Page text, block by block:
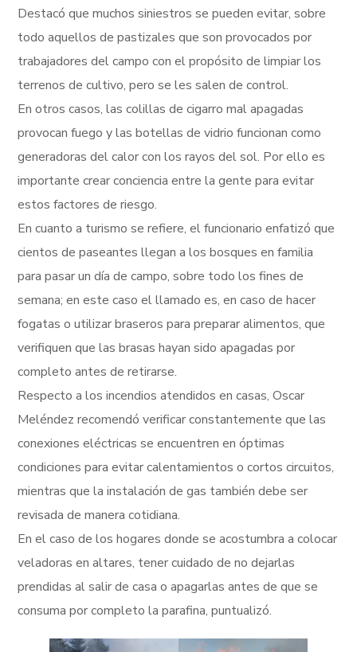
Destacó que muchos siniestros se pueden evitar, sobre
todo aquellos de pastizales que son provocados por
trabajadores del campo con el propósito de limpiar los
terrenos de cultivo, pero se les salen de control.
En otros casos, las colillas de cigarro mal apagadas
provocan fuego y las botellas de vidrio funcionan como
generadoras del calor con los rayos del sol. Por ello es
importante crear conciencia entre la gente para evitar
estos factores de riesgo.
En cuanto a turismo se refiere, el funcionario enfatizó que
cientos de paseantes llegan a los bosques en familia
para pasar un día de campo, sobre todo los fines de
semana; en este caso el llamado es, en caso de hacer
fogatas o utilizar braseros para preparar alimentos, que
verifiquen que las brasas hayan sido apagadas por
completo antes de retirarse.
Respecto a los incendios atendidos en casas, Oscar
Meléndez recomendó verificar constantemente que las
conexiones eléctricas se encuentren en óptimas
condiciones para evitar calentamientos o cortos circuitos,
mientras que la instalación de gas también debe ser
revisada de manera cotidiana.
En el caso de los hogares donde se acostumbra a colocar
veladoras en altares, tener cuidado de no dejarlas
prendidas al salir de casa o apagarlas antes de que se
consuma por completo la parafina, puntualizó.